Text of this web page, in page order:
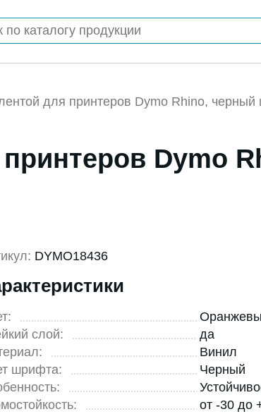
для принтеров Dymo Rhino,
Dymo
DYMO18436
слой:
да
Винил
шрифта:
Черный
от -30 до